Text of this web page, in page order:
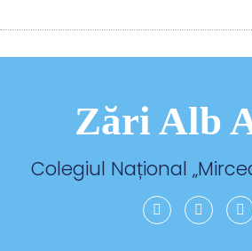
Zări Alb
Colegiul Național „